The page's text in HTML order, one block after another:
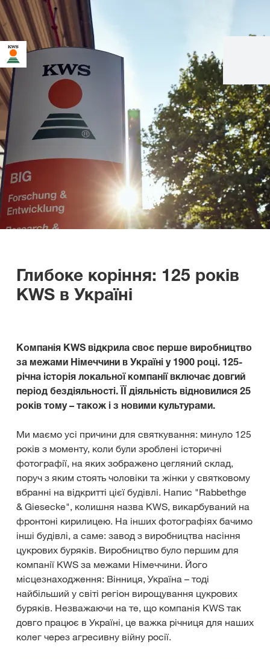
Глибоке коріння: 125 років
KWS в Україні
Компанія KWS відкрила своє перше виробництво
за межами Німеччини в Україні у 1900 році. 125-
річна історія локальної компанії включає довгий
період бездіяльності. ЇЇ діяльність відновилися 25
років тому – також і з новими культурами.
Ми маємо усі причини для святкування: минуло 125
років з моменту, коли були зроблені історичні
фотографії, на яких зображено цегляний склад,
поруч з яким стоять чоловіки та жінки у святковому
вбранні на відкритті цієї будівлі. Напис "Rabbethge
& Giesecke", колишня назва KWS, викарбуваний на
фронтоні кирилицею. На інших фотографіях бачимо
інші будівлі, а саме: завод з виробництва насіння
цукрових буряків. Виробництво було першим для
компанії KWS за межами Німеччини. Його
місцезнаходження: Вінниця, Україна – тоді
найбільший у світі регіон вирощування цукрових
буряків. Незважаючи на те, що компанія KWS так
довго працює в Україні, це важка річниця для наших
колег через агресивну війну росії.